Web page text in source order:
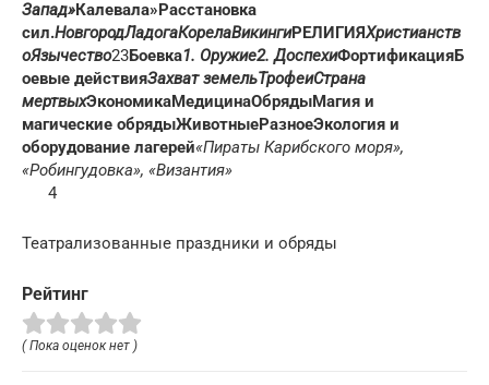
Запад»Калевала»Расстановка
сил.НовгородЛадогаКорелаВикингиРЕЛИГИЯХристианств
оЯзычество23Боевка1. Оружие2. ДоспехиФортификацияБ
оевые действияЗахват земельТрофеиСтрана
мертвыхЭкономикаМедицинаОбрядыМагия и
магические обрядыЖивотныеРазноеЭкология и
оборудование лагерей«Пираты Карибского моря»,
«Робингудовка», «Византия»
4
Театрализованные праздники и обряды
Рейтинг
( Пока оценок нет )